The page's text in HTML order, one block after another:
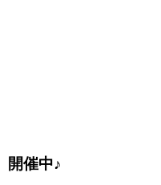
開催中♪